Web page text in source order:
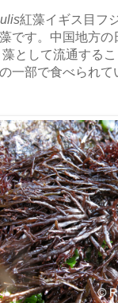
紅藻イギス目フ
です。中国地方
として流通する
一部で食べられ